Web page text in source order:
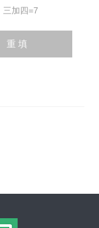
三加四=7